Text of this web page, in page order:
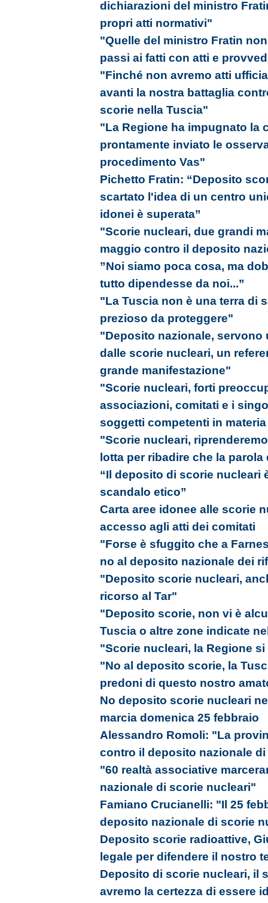
dichiarazioni del ministro
propri atti normativi"
"Quelle del ministro Fratin
passi ai fatti con atti e
"Finché non avremo atti
avanti la nostra battaglia
scorie nella Tuscia"
"La Regione ha impugnato la
prontamente inviato le
procedimento Vas"
Pichetto Fratin: “Deposito
scartato l'idea di un centro
idonei è superata”
"Scorie nucleari, due grandi
maggio contro il deposito
”Noi siamo poca cosa, ma
tutto dipendesse da noi...”
"La Tuscia non è una terra di
prezioso da proteggere"
"Deposito nazionale,
dalle scorie nucleari, un
grande manifestazione"
"Scorie nucleari, forti
associazioni, comitati e i
soggetti competenti in
"Scorie nucleari,
lotta per ribadire che la
“Il deposito di scorie nucleari
scandalo etico”
Carta aree idonee alle scorie
accesso agli atti dei comitati
"Forse è sfuggito che a
no al deposito nazionale dei
"Deposito scorie nucleari,
ricorso al Tar"
"Deposito scorie, non vi è
Tuscia o altre zone indicate
"Scorie nucleari, la Regione
"No al deposito scorie, la
predoni di questo nostro
No deposito scorie nucleari
marcia domenica 25 febbraio
Alessandro Romoli: "La
contro il deposito nazionale
"60 realtà associative
nazionale di scorie nucleari"
Famiano Crucianelli: "Il 25
deposito nazionale di scorie
Deposito scorie radioattive,
legale per difendere il nostro
Deposito di scorie nucleari, il
avremo la certezza di essere